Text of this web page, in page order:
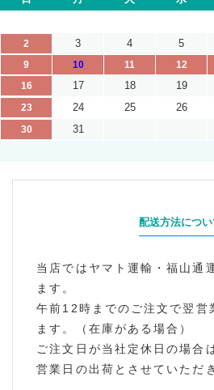
2
3 4 5
9
10 11 12
16
17 18 19
23
24 25 26
30
31
配送方法につい
当店ではヤマト運輸・福山通
ます。
午前12時までのご注文で翌営
ます。（在庫がある場合）
ご注文日が当社定休日の場合
営業日の出荷とさせていただ